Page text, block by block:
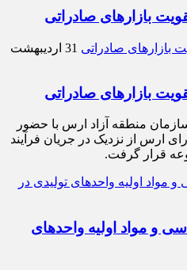
بازارهای صادراتی
31 اردیبهشت
بازارهای صادراتی
منطقه آزاد ارس با حضور
ارس از نزدیک در جریان فرآیند
قرار گرفت.
و مواد اولیه واحدهای